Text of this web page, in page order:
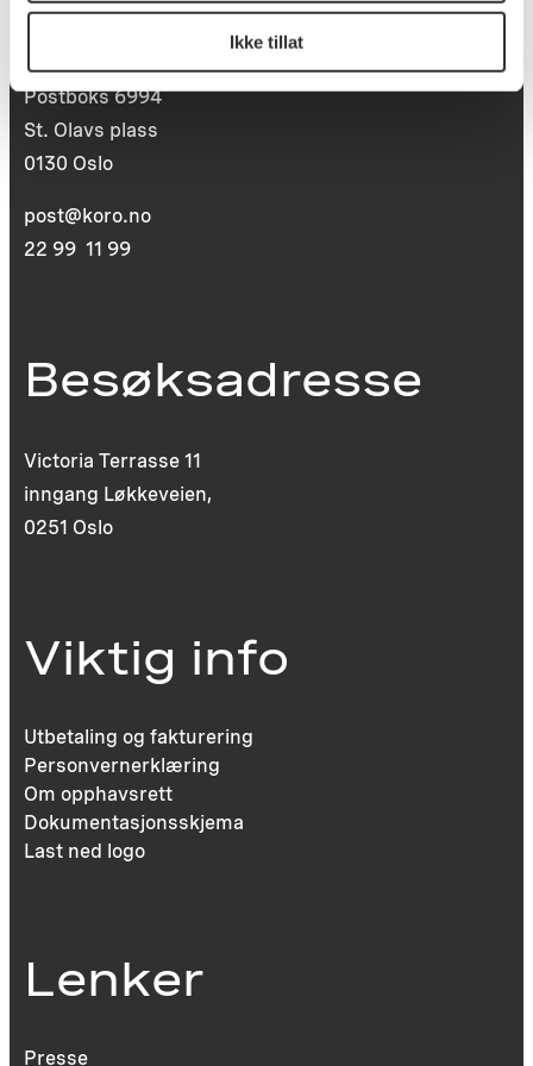
Ikke tillat
Postadresse
Postboks 6994
St. Olavs plass
0130 Oslo
post@koro.no
22 99 11 99
Besøksadresse
Victoria Terrasse 11
inngang Løkkeveien,
0251 Oslo
Viktig info
Utbetaling og fakturering
Personvernerklæring
Om opphavsrett
Dokumentasjonsskjema
Last ned logo
Lenker
Presse